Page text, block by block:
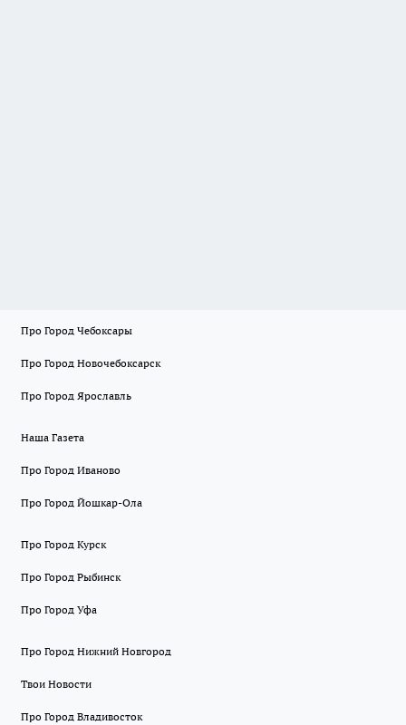
Про Город Чебоксары
Про Город Новочебоксарск
Про Город Ярославль
Наша Газета
Про Город Иваново
Про Город Йошкар-Ола
Про Город Курск
Про Город Рыбинск
Про Город Уфа
Про Город Нижний Новгород
Твои Новости
Про Город Владивосток